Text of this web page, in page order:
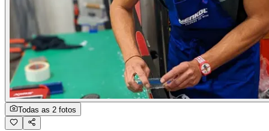
Todas as 2 fotos